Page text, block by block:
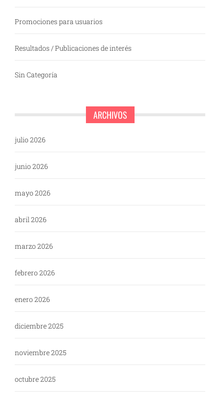
Promociones para usuarios
Resultados / Publicaciones de interés
Sin Categoría
ARCHIVOS
julio 2026
junio 2026
mayo 2026
abril 2026
marzo 2026
febrero 2026
enero 2026
diciembre 2025
noviembre 2025
octubre 2025